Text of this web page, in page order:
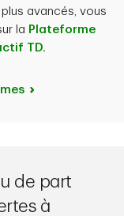
avancés, vous
la Plateforme
TD.
de part
à